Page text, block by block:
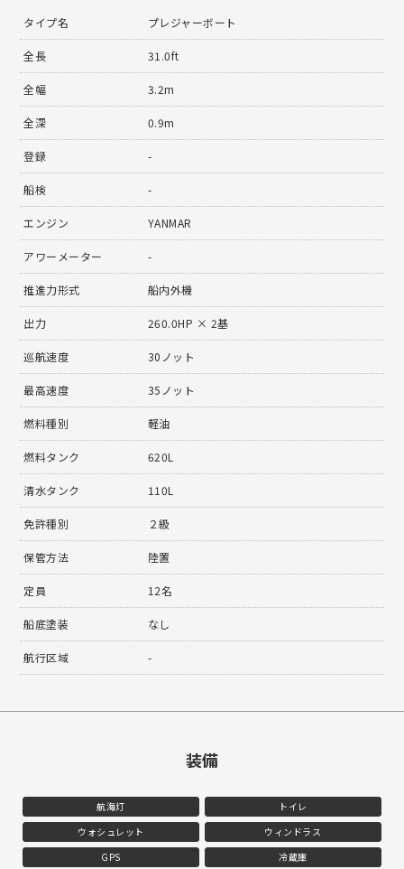
タイプ名 プレジャーボート
全長 31.0ft
全幅 3.2m
全深 0.9m
登録 -
船検 -
エンジン YANMAR
アワーメーター -
推進力形式 船内外機
出力 260.0HP × 2基
巡航速度 30ノット
最高速度 35ノット
燃料種別 軽油
燃料タンク 620L
清水タンク 110L
免許種別 ２級
保管方法 陸置
定員 12名
船底塗装 なし
航行区域 -
装備
航海灯
トイレ
ウォシュレット
ウィンドラス
GPS
冷蔵庫